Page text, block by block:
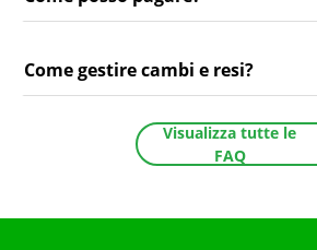
Come gestire cambi e resi?
Visualizza tutte le
FAQ